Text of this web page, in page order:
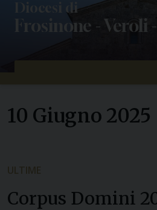
Diocesi di
Frosinone - Veroli
10 Giugno 2025
ULTIME
Corpus Domini